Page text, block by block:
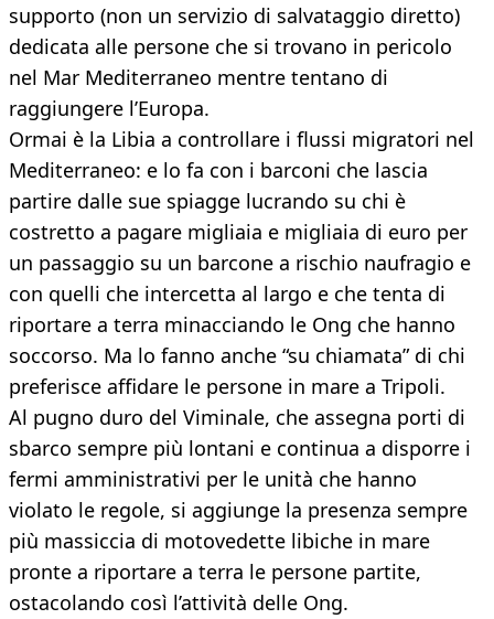
supporto (non un servizio di salvataggio diretto)
dedicata alle persone che si trovano in pericolo
nel Mar Mediterraneo mentre tentano di
raggiungere l’Europa.
Ormai è la Libia a controllare i flussi migratori nel
Mediterraneo: e lo fa con i barconi che lascia
partire dalle sue spiagge lucrando su chi è
costretto a pagare migliaia e migliaia di euro per
un passaggio su un barcone a rischio naufragio e
con quelli che intercetta al largo e che tenta di
riportare a terra minacciando le Ong che hanno
soccorso. Ma lo fanno anche “su chiamata” di chi
preferisce affidare le persone in mare a Tripoli.
Al pugno duro del Viminale, che assegna porti di
sbarco sempre più lontani e continua a disporre i
fermi amministrativi per le unità che hanno
violato le regole, si aggiunge la presenza sempre
più massiccia di motovedette libiche in mare
pronte a riportare a terra le persone partite,
ostacolando così l’attività delle Ong.